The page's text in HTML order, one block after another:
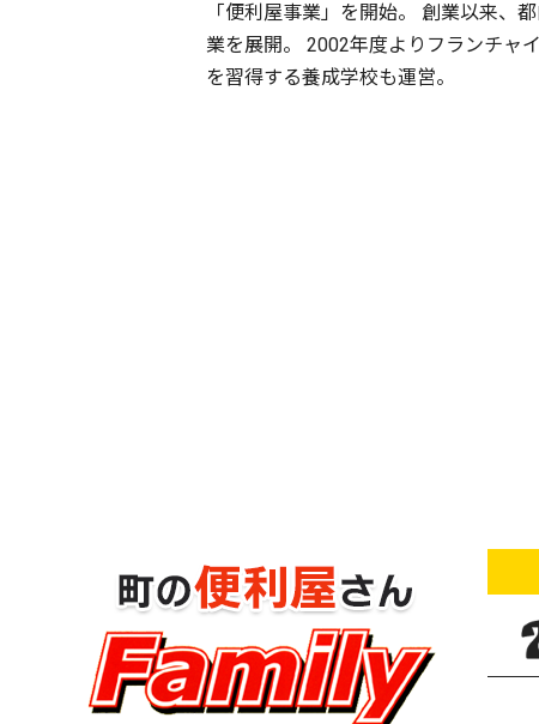
「便利屋事業」を開始。 創業以来、
業を展開。 2002年度よりフランチャ
を習得する養成学校も運営。